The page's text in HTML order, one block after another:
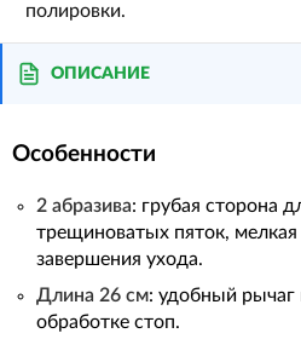
полировки.
ОПИСАНИЕ
Особенности
2 абразива: грубая сторона
трещиноватых пяток,
завершения ухода.
Длина 26 см: удобный рычаг
обработке стоп.